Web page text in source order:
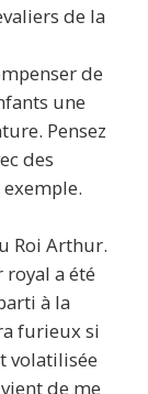
de la
de
une
Pensez
des
Roi Arthur.
a été
à la
furieux si
volatilisée
de me